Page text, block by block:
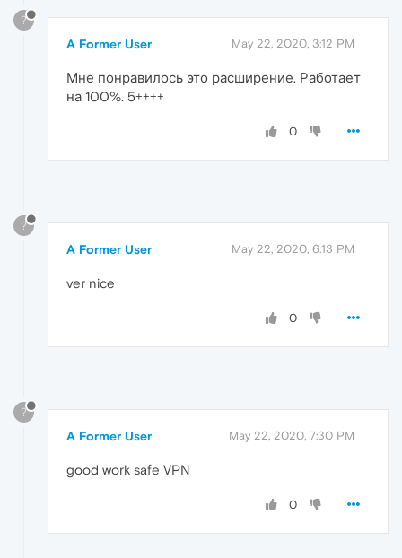
?
A Former User May 22, 2020, 3:12 PM
Мне понравилось это расширение. Работает
на 100%. 5++++
0
?
A Former User May 22, 2020, 6:13 PM
ver nice
0
?
A Former User May 22, 2020, 7:30 PM
good work safe VPN
0